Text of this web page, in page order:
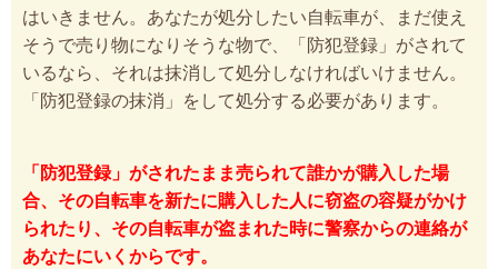
はいきません。あなたが処分したい自転車が、まだ使え
そうで売り物になりそうな物で、「防犯登録」がされて
いるなら、それは抹消して処分しなければいけません。
「防犯登録の抹消」をして処分する必要があります。
「防犯登録」がされたまま売られて誰かが購入した場
合、その自転車を新たに購入した人に窃盗の容疑がかけ
られたり、その自転車が盗まれた時に警察からの連絡が
あなたにいくからです。